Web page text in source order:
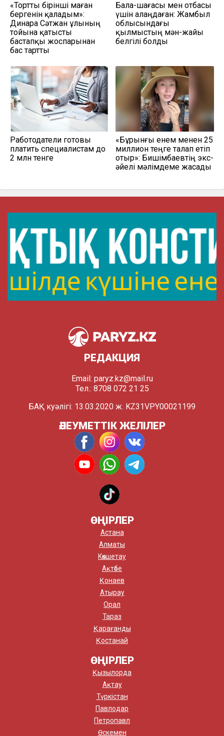
«Тортты бірінші маған
бергенін қаладым»:
Динара Сәтжан ұлының
тойына қатысты
бастапқы жоспарынан
бас тартты
Бала-шағасы мен отбасы
үшін алаңдаған: Жамбыл
облысындағы
қылмыстың мән-жайы
белгілі болды
Работодатели готовы
платить специалистам до
2 млн тенге
«Бұрынғы енем менен 25
миллион теңге талап етіп
отыр»: Бишімбаевтің экс-
әйелі мәлімдеме жасады
РЕДАКЦИЯ
Email: paryz.kz@mail.ru
Тел.: 8708 072 21 25
БАҚ куәлігі: 13.03.2020 ж. KZ31VPY00021199
ӘЛЕУМЕТТІК ЖЕЛІЛЕР
ӨҢІРЛЕР
Астана
Алматы
Көкшетау
Ақтөбе
Қонаев
Атырау
Орал
Тараз
Қарағанды
Қостанай
ӨҢІРЛЕР
Қызылорда
Ақтау
Түркістан
Павлодар
Петропавл
Өскемен